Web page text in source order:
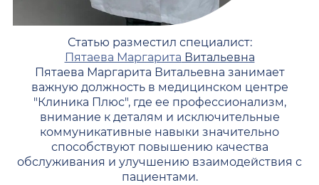
Статью разместил специалист:
Пятаева Маргарита Витальевна
Пятаева Маргарита Витальевна занимает
важную должность в медицинском центре
"Клиника Плюс", где ее профессионализм,
внимание к деталям и исключительные
коммуникативные навыки значительно
способствуют повышению качества
обслуживания и улучшению взаимодействия с
пациентами.